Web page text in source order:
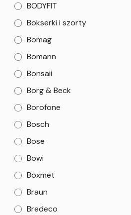
BODYFIT
Bokserki i szorty
Bomag
Bomann
Bonsaii
Borg & Beck
Borofone
Bosch
Bose
Bowi
Boxmet
Braun
Bredeco